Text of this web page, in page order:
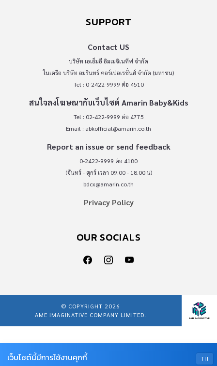
SUPPORT
Contact US
บริษัท เอเอ็มอี อิมเมจิเนทีฟ จำกัด
ในเครือ บริษัท อมรินทร์ คอร์เปอเรชั่นส์ จำกัด (มหาชน)
Tel : 0-2422-9999 ต่อ 4510
สนใจลงโฆษณากับเว็บไซต์ Amarin Baby&Kids
Tel : 02-422-9999 ต่อ 4775
Email : abkofficial@amarin.co.th
Report an issue or send feedback
0-2422-9999 ต่อ 4180
(จันทร์ - ศุกร์ เวลา 09.00 - 18.00 น)
bdcx@amarin.co.th
Privacy Policy
OUR SOCIALS
© COPYRIGHT 2026
AME IMAGINATIVE COMPANY LIMITED.
TH
เว็บไซต์นี้มีการใช้งานคุกกี้